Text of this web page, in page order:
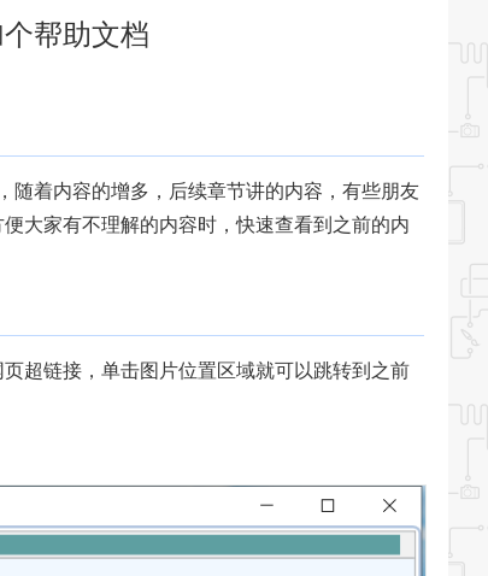
帮助文档
随着内容的增多，后续章节讲的内容，有些朋友
大家有不理解的内容时，快速查看到之前的内
超链接，单击图片位置区域就可以跳转到之前